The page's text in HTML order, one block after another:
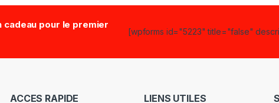
cadeau pour le premier
[wpforms id="5223" title="false"
ACCES RAPIDE LIENS UTILES